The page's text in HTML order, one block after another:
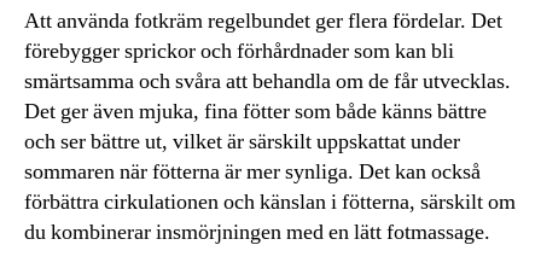
Att använda fotkräm regelbundet ger flera fördelar. Det
förebygger sprickor och förhårdnader som kan bli
smärtsamma och svåra att behandla om de får utvecklas.
Det ger även mjuka, fina fötter som både känns bättre
och ser bättre ut, vilket är särskilt uppskattat under
sommaren när fötterna är mer synliga. Det kan också
förbättra cirkulationen och känslan i fötterna, särskilt om
du kombinerar insmörjningen med en lätt fotmassage.